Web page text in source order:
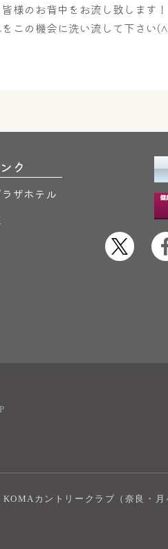
様のお背中をお流し致します！
この機会に洗い流して下さい
ク
ザホテル
KOMAカントリークラブ（奈良・月